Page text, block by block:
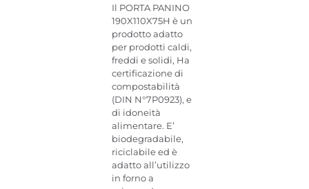
Il PORTA PANINO
190X110X75H è un
prodotto adatto
per prodotti caldi,
freddi e solidi, Ha
certificazione di
compostabilità
(DIN N°7P0923), e
di idoneità
alimentare. E’
biodegradabile,
riciclabile ed è
adatto all’utilizzo
in forno a